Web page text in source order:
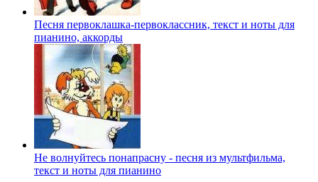
Песня первоклашка-первоклассник, текст и ноты для
пианино, аккорды
Не волнуйтесь понапрасну - песня из мультфильма,
текст и ноты для пианино